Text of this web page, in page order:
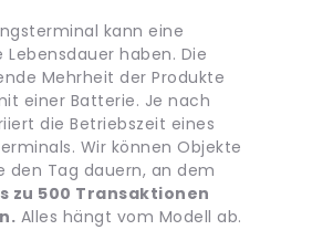
kann eine
Lebensdauer haben. Die
Mehrheit der Produkte
einer Batterie. Je nach
die Betriebszeit eines
Wir können Objekte
den Tag dauern, an dem
zu 500 Transaktionen
Alles hängt vom Modell ab.